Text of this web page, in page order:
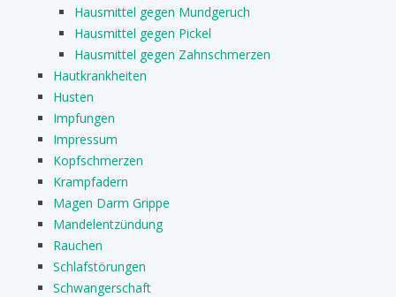
Hausmittel gegen Mundgeruch
Hausmittel gegen Pickel
Hausmittel gegen Zahnschmerzen
Hautkrankheiten
Husten
Impfungen
Impressum
Kopfschmerzen
Krampfadern
Magen Darm Grippe
Mandelentzündung
Rauchen
Schlafstörungen
Schwangerschaft